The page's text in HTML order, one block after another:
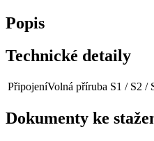
Popis
Technické detaily
PřipojeníVolná příruba S1 / S2 /
Dokumenty ke